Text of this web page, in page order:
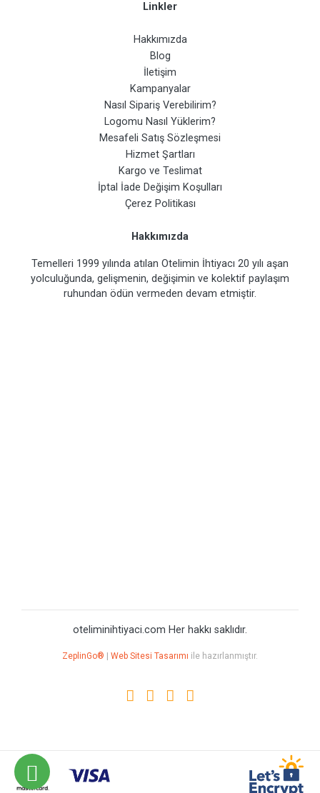
Linkler
Hakkımızda
Blog
İletişim
Kampanyalar
Nasıl Sipariş Verebilirim?
Logomu Nasıl Yüklerim?
Mesafeli Satış Sözleşmesi
Hizmet Şartları
Kargo ve Teslimat
İptal İade Değişim Koşulları
Çerez Politikası
Hakkımızda
Temelleri 1999 yılında atılan Otelimin İhtiyacı 20 yılı aşan
yolculuğunda, gelişmenin, değişimin ve kolektif paylaşım
ruhundan ödün vermeden devam etmiştir.
oteliminihtiyaci.com Her hakkı saklıdır.
ZeplinGo® Web Sitesi Tasarımı ile hazırlanmıştır.